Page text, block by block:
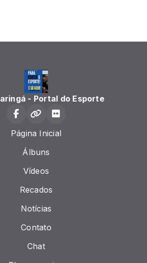
- Portal do Esporte
Página Inicial
Álbuns
Vídeos
Recados
Notícias
Contato
Chat